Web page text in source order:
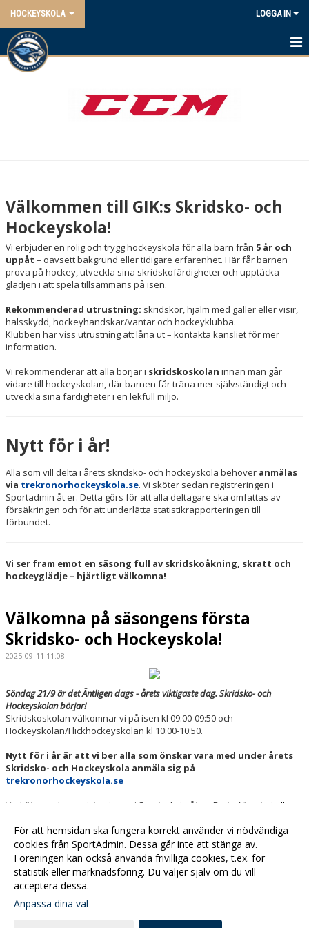
HOCKEYSKOLA LOGGA IN
HEM
BILDGALLERI
DOKUMENT
Välkommen till GIK:s Skridsko- och
Hockeyskola!
Vi erbjuder en rolig och trygg hockeyskola för alla barn från 5 år och
uppåt – oavsett bakgrund eller tidigare erfarenhet. Här får barnen
prova på hockey, utveckla sina skridskofärdigheter och upptäcka
glädjen i att spela tillsammans på isen.
Rekommenderad utrustning: skridskor, hjälm med galler eller visir,
halsskydd, hockeyhandskar/vantar och hockeyklubba.
Klubben har viss utrustning att låna ut – kontakta kansliet för mer
information.
Vi rekommenderar att alla börjar i skridskoskolan innan man går
vidare till hockeyskolan, där barnen får träna mer självständigt och
utveckla sina färdigheter i en lekfull miljö.
Nytt för i år!
Alla som vill delta i årets skridsko- och hockeyskola behöver anmälas
via trekronorhockeyskola.se. Vi sköter sedan registreringen i
Sportadmin åt er. Detta görs för att alla deltagare ska omfattas av
försäkringen och för att underlätta statistikrapporteringen till
förbundet.
Vi ser fram emot en säsong full av skridskoåkning, skratt och
hockeyglädje – hjärtligt välkomna!
Välkomna på säsongens första
Skridsko- och Hockeyskola!
2025-09-11 11:08
Söndag 21/9 är det Äntligen dags - årets viktigaste dag. Skridsko- och
Hockeyskolan börjar!
Skridskoskolan välkomnar vi på isen kl 09:00-09:50 och
Hockeyskolan/Flickhockeyskolan kl 10:00-10:50.
Nytt för i år är att vi ber alla som önskar vara med under årets
Skridsko- och Hockeyskola anmäla sig på
trekronorhockeyskola.se
Vi sköter sedan registreringen i Sportadmin åt er. Detta för att ni
alla
statistikarbete.
För att hemsidan ska fungera korrekt använder vi nödvändiga
cookies från SportAdmin. Dessa går inte att stänga av.
Föreningen kan också använda frivilliga cookies, t.ex. för
statistik eller marknadsföring. Du väljer själv om du vill
acceptera dessa.
Anpassa dina val